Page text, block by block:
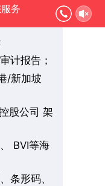
务
了解哪
计报告；
/新加坡
股公司 架
BVI等海
条形码、